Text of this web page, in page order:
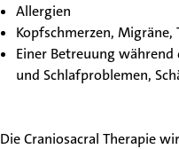
Unsere Klinik
Allergien
Kopfschmerzen,
Einer Betreuung
und Schlafproblemen,
Die Craniosacral Therapie